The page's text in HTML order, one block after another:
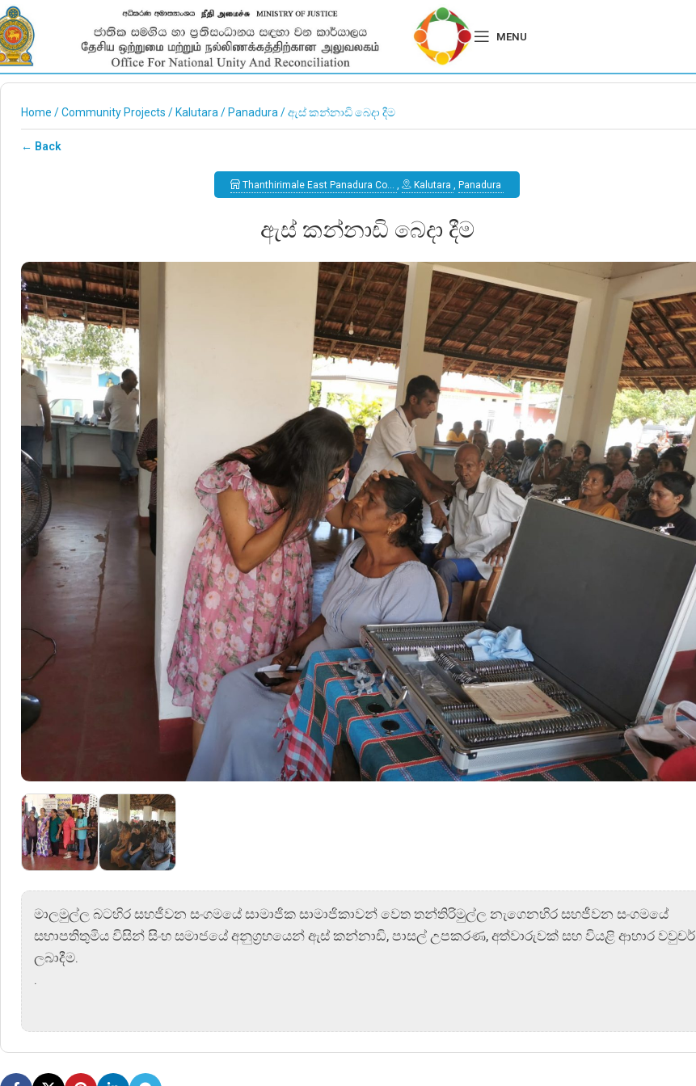
MENU
Home /Community Projects / Kalutara / Panadura /ඇස් කන්නාඩි බෙදා දීම
← Back
Thanthirimale East Panadura Co… , Kalutara , Panadura
ඇස් කන්නාඩි බෙදා දීම
මාලමුල්ල බටහිර සහජීවන සංගමයේ සාමාජික සාමාජිකාවන් වෙත තන්තිරිමුල්ල නැගෙනහිර සහජීවන සංගමයේ
සභාපතිතුමිය විසින් සිංහ සමාජයේ අනුග්‍රහයෙන් ඇස් කන්නාඩි, පාසල් උපකරණ, අත්වාරුවක් සහ වියළි ආහාර වවුචර්
ලබාදීම.
.